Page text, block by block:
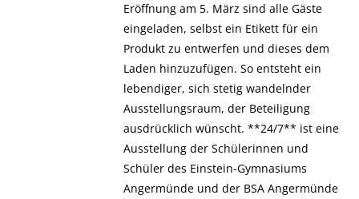
Eröffnung am 5. März sind alle Gäste
eingeladen, selbst ein Etikett für ein
Produkt zu entwerfen und dieses dem
Laden hinzuzufügen. So entsteht ein
lebendiger, sich stetig wandelnder
Ausstellungsraum, der Beteiligung
ausdrücklich wünscht. **24/7** ist eine
Ausstellung der Schülerinnen und
Schüler des Einstein-Gymnasiums
Angermünde und der BSA Angermünde